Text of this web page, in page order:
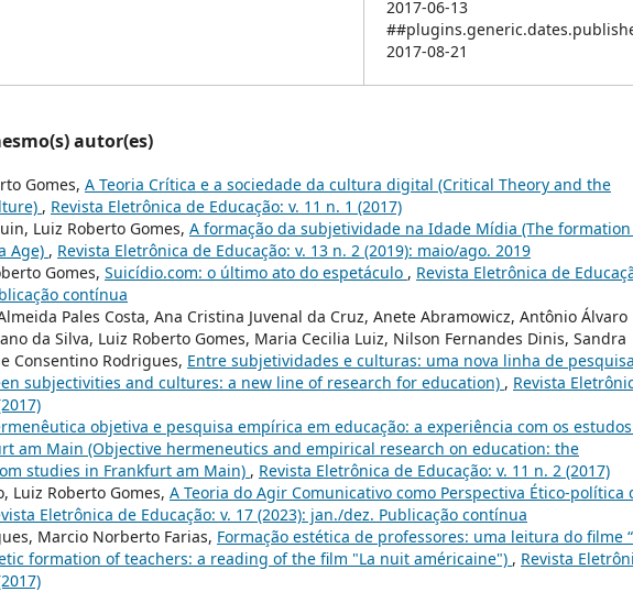
2017-06-13
2017-08-21
autor(es)
Gomes, A Teoria Crítica e a sociedade da cultura digital (Critical Theory and the
, Revista Eletrônica de Educação: v. 11 n. 1 (2017)
Luiz Roberto Gomes, A formação da subjetividade na Idade Mídia (The
Age) , Revista Eletrônica de Educação: v. 13 n. 2 (2019): maio/ago. 2019
Gomes, Suicídio.com: o último ato do espetáculo , Revista Eletrônica de
contínua
Pales Costa, Ana Cristina Juvenal da Cruz, Anete Abramowicz, Antônio Álvaro
da Silva, Luiz Roberto Gomes, Maria Cecilia Luiz, Nilson Fernandes Dinis, Sandra
Consentino Rodrigues, Entre subjetividades e culturas: uma nova linha de pesquisa
subjectivities and cultures: a new line of research for education) , Revista
objetiva e pesquisa empírica em educação: a experiência com os
am Main (Objective hermeneutics and empirical research on education: the
studies in Frankfurt am Main) , Revista Eletrônica de Educação: v. 11 n. 2 (2017)
Luiz Roberto Gomes, A Teoria do Agir Comunicativo como Perspectiva Ético-política
Eletrônica de Educação: v. 17 (2023): jan./dez. Publicação contínua
Marcio Norberto Farias, Formação estética de professores: uma leitura do filme
formation of teachers: a reading of the film "La nuit américaine") , Revista